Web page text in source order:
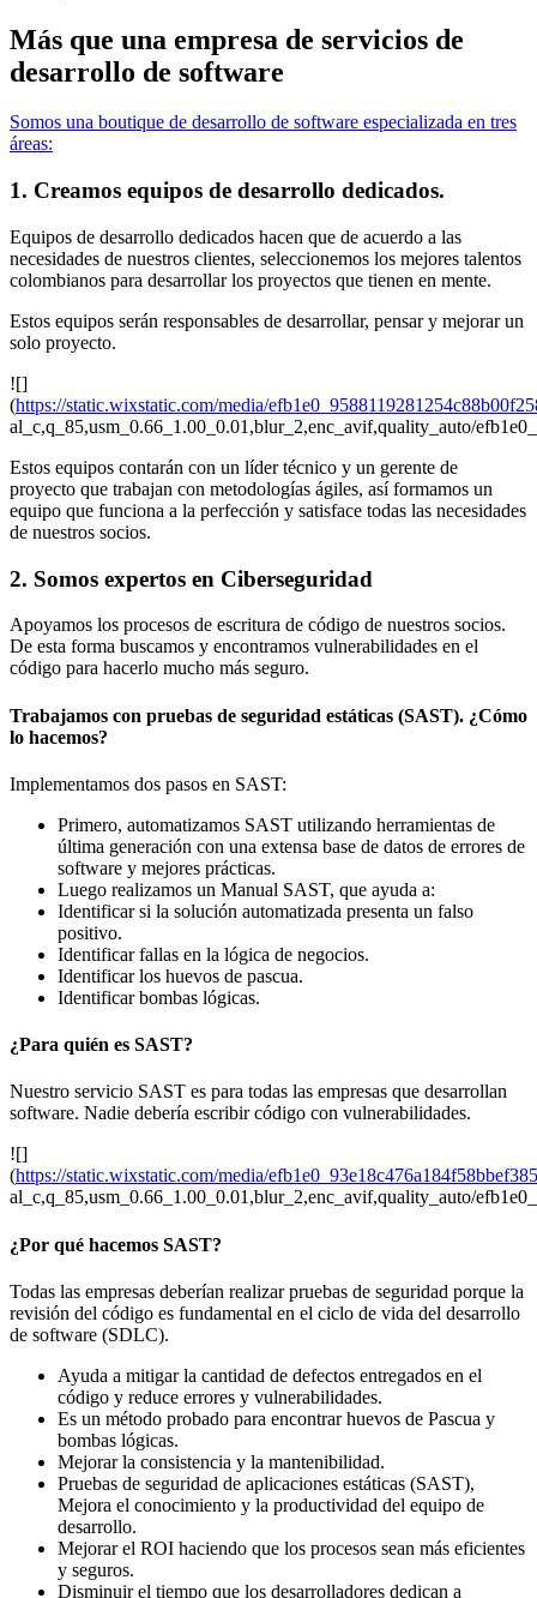
Más que una empresa de servicios de
desarrollo de software
Somos una boutique de desarrollo de software especializada en tres
áreas:
1. Creamos equipos de desarrollo dedicados.
Equipos de desarrollo dedicados hacen que de acuerdo a las
necesidades de nuestros clientes, seleccionemos los mejores talentos
colombianos para desarrollar los proyectos que tienen en mente.
Estos equipos serán responsables de desarrollar, pensar y mejorar un
solo proyecto.
![]
(https://static.wixstatic.com/media/
al_c,q_85,usm_0.66_1.00_0.01,blur_2,enc_avif,quality_auto/
Estos equipos contarán con un líder técnico y un gerente de
proyecto que trabajan con metodologías ágiles, así formamos un
equipo que funciona a la perfección y satisface todas las necesidades
de nuestros socios.
2. Somos expertos en Ciberseguridad
Apoyamos los procesos de escritura de código de nuestros socios.
De esta forma buscamos y encontramos vulnerabilidades en el
código para hacerlo mucho más seguro.
Trabajamos con pruebas de seguridad estáticas (SAST). ¿Cómo
lo hacemos?
Implementamos dos pasos en SAST:
Primero, automatizamos SAST utilizando herramientas de
última generación con una extensa base de datos de errores de
software y mejores prácticas.
Luego realizamos un Manual SAST, que ayuda a:
Identificar si la solución automatizada presenta un falso
positivo.
Identificar fallas en la lógica de negocios.
Identificar los huevos de pascua.
Identificar bombas lógicas.
¿Para quién es SAST?
Nuestro servicio SAST es para todas las empresas que desarrollan
software. Nadie debería escribir código con vulnerabilidades.
![]
(https://static.wixstatic.com/media/
al_c,q_85,usm_0.66_1.00_0.01,blur_2,enc_avif,quality_auto/
¿Por qué hacemos SAST?
Todas las empresas deberían realizar pruebas de seguridad porque la
revisión del código es fundamental en el ciclo de vida del desarrollo
de software (SDLC).
Ayuda a mitigar la cantidad de defectos entregados en el
código y reduce errores y vulnerabilidades.
Es un método probado para encontrar huevos de Pascua y
bombas lógicas.
Mejorar la consistencia y la mantenibilidad.
Pruebas de seguridad de aplicaciones estáticas (SAST),
Mejora el conocimiento y la productividad del equipo de
desarrollo.
Mejorar el ROI haciendo que los procesos sean más eficientes
y seguros.
Disminuir el tiempo que los desarrolladores dedican a